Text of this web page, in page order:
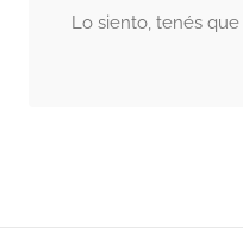
Lo siento, tenés